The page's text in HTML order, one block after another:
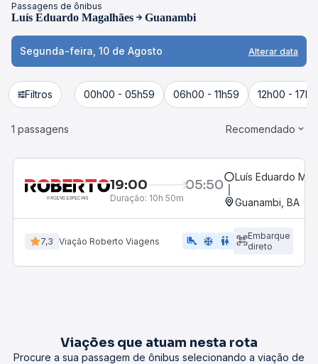
Passagens de ônibus
Luís Eduardo Magalhães Guanambi
Segunda-feira, 10 de Agosto Alterar data
Filtros 00h00 - 05h59 06h00 - 11h59 12h00 -
1 passagens Recomendado
19:00 05:50
Duração: 10h 50m
Luís Eduardo
Guanambi, BA
7,3 Viação Roberto Viagens airline_seat_legroom_extra ac_unit WC
Embarque
direto
Viações que atuam nesta rota
Procure a sua passagem de ônibus selecionando a viação de